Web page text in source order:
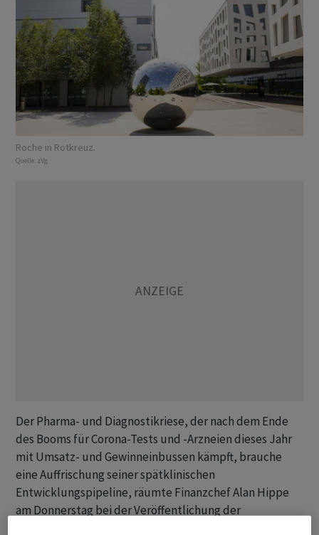
Roche in Rotkreuz.
Quelle: zVg
Der Pharma- und Diagnostikriese, der nach dem Ende
des Booms für Corona-Tests und -Arzneien dieses Jahr
mit Umsatz- und Gewinneinbussen kämpft, brauche
eine Auffrischung seiner spätklinischen
Entwicklungspipeline, räumte Finanzchef Alan Hippe
am Donnerstag bei der Veröffentlichung der